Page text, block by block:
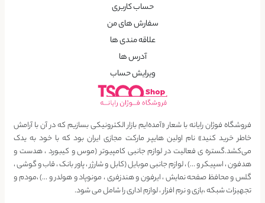
حساب کاربری
سفارش های من
علاقه مندی ها
آدرس ها
ویرایش حساب
فروشگاه فوژان رایانه با شعار «آمده‌ایم بازار الکترونیکی بسازیم که در آن با آرامش
خاطر خرید کنید» نام اولین هایپر مارکت مجازی ایران بود که با خود به یدک
می‌کشد.گستره ی فعالیت در لوازم جانبی کامپیوتر (موس و کیبورد ، هدست و
هدفون ، اسپیکر و …) ، لوازم جانبی موبایل (کابل و شارژر ، پاور بانک ، قاب و گوشی ،
گلس و محافظ صفحه نمایش ، ایرفون و هندزفری ، مونوپاد و هولدر و …) ،مودم و
تجهیزات شبکه ،بازی و نرم افزار ، لوازم اداری را شامل می شود.